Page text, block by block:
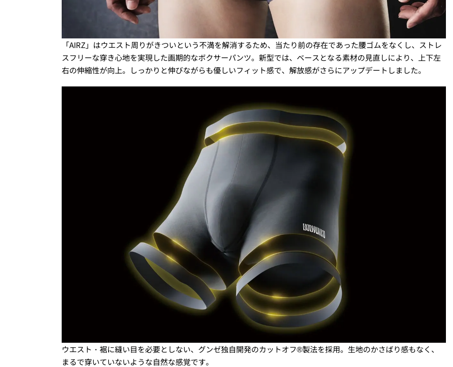
「AIRZ」はウエスト周りがきついという不満を解消するため、当たり前の存在であった腰ゴムをなくし、ストレ
スフリーな穿き心地を実現した画期的なボクサーパンツ。新型では、ベースとなる素材の見直しにより、上下左
右の伸縮性が向上。しっかりと伸びながらも優しいフィット感で、解放感がさらにアップデートしました。
ウエスト・裾に縫い目を必要としない、グンゼ独自開発のカットオフ®製法を採用。生地のかさばり感もなく、
まるで穿いていないような自然な感覚です。